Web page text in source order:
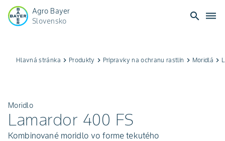
Agro Bayer
Slovensko
search dehaze
Hlavná stránka keyboard_arrow_right Produkty keyboard_arrow_right Prípravky na ochranu rastlín keyboard_arrow_right Moridlá keyboard_arrow_right
Moridlo
Lamardor 400 FS
Kombinované moridlo vo forme tekutého